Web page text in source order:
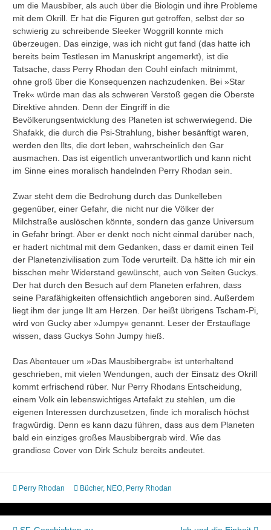
um die Mausbiber, als auch über die Biologin und ihre Probleme
mit dem Okrill. Er hat die Figuren gut getroffen, selbst der so
schwierig zu schreibende Sleeker Woggrill konnte mich
überzeugen. Das einzige, was ich nicht gut fand (das hatte ich
bereits beim Testlesen im Manuskript angemerkt), ist die
Tatsache, dass Perry Rhodan den Couhl einfach mitnimmt,
ohne groß über die Konsequenzen nachzudenken. Bei »Star
Trek« würde man das als schweren Verstoß gegen die Oberste
Direktive ahnden. Denn der Eingriff in die
Bevölkerungsentwicklung des Planeten ist schwerwiegend. Die
Shafakk, die durch die Psi-Strahlung, bisher besänftigt waren,
werden den Ilts, die dort leben, wahrscheinlich den Gar
ausmachen. Das ist eigentlich unverantwortlich und kann nicht
im Sinne eines moralisch handelnden Perry Rhodan sein.
Zwar steht dem die Bedrohung durch das Dunkelleben
gegenüber, einer Gefahr, die nicht nur die Völker der
Milchstraße auslöschen könnte, sondern das ganze Universum
in Gefahr bringt. Aber er denkt noch nicht einmal darüber nach,
er hadert nichtmal mit dem Gedanken, dass er damit einen Teil
der Planetenzivilisation zum Tode verurteilt. Da hätte ich mir ein
bisschen mehr Widerstand gewünscht, auch von Seiten Guckys.
Der hat durch den Besuch auf dem Planeten erfahren, dass
seine Parafähigkeiten offensichtlich angeboren sind. Außerdem
liegt ihm der junge Ilt am Herzen. Der heißt übrigens Tscham-Pi,
wird von Gucky aber »Jumpy« genannt. Leser der Erstauflage
wissen, dass Guckys Sohn Jumpy hieß.
Das Abenteuer um »Das Mausbibergrab« ist unterhaltend
geschrieben, mit vielen Wendungen, auch der Einsatz des Okrill
kommt erfrischend rüber. Nur Perry Rhodans Entscheidung,
einem Volk ein lebenswichtiges Artefakt zu stehlen, um die
eigenen Interessen durchzusetzen, finde ich moralisch höchst
fragwürdig. Denn es kann dazu führen, dass aus dem Planeten
bald ein einziges großes Mausbibergrab wird. Wie das
grandiose Cover von Dirk Schulz bereits andeutet.
Perry Rhodan Bücher, NEO, Perry Rhodan